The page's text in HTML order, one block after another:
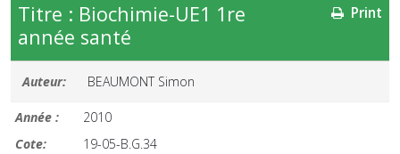
Print
Titre : Biochimie-UE1 1re
année santé
Auteur: BEAUMONT Simon
Année :
2010
Cote:
19-05-B.G.34